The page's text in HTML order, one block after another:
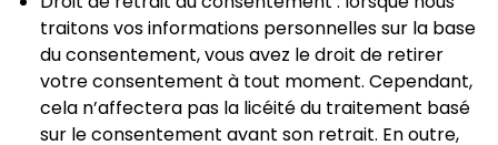
traitons vos informations personnelles sur la base
du consentement, vous avez le droit de retirer
votre consentement à tout moment. Cependant,
cela n’affectera pas la licéité du traitement basé
sur le consentement avant son retrait. En outre,